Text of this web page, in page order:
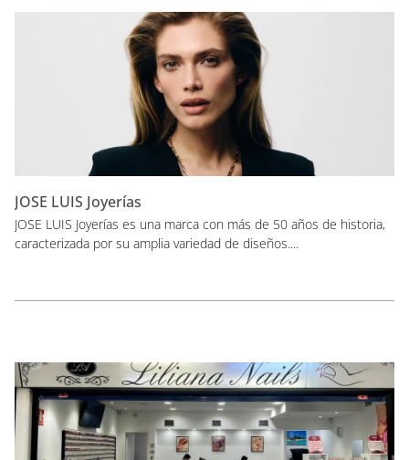
JOSE LUIS Joyerías
JOSE LUIS Joyerías es una marca con más de 50 años de historia,
caracterizada por su amplia variedad de diseños....